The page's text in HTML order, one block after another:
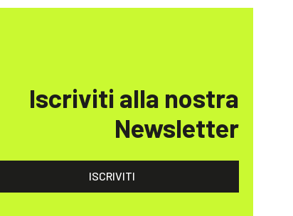
Iscriviti alla nostra
Newsletter
ISCRIVITI